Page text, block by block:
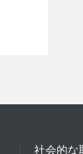
社会的な